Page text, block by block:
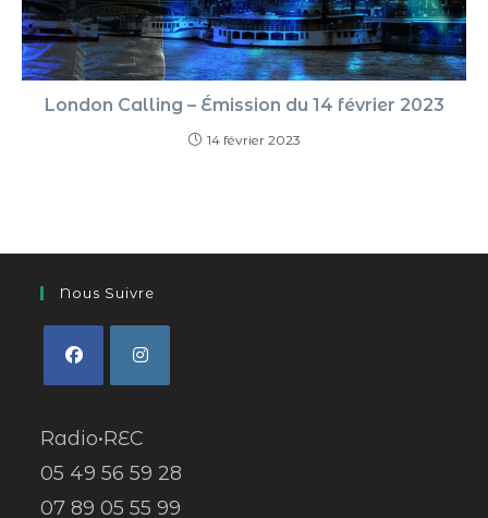
London Calling – Émission du 14 février 2023
14 février 2023
Nous Suivre
Radio•REC
05 49 56 59 28
07 89 05 55 99